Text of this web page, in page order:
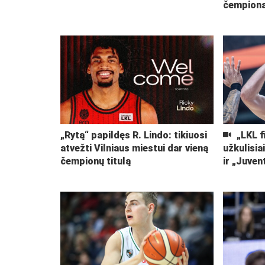
„Rytą“ papildęs R. Lindo: tikiuosi
atvežti Vilniaus miestui dar vieną
čempionų titulą
„LKL
ir